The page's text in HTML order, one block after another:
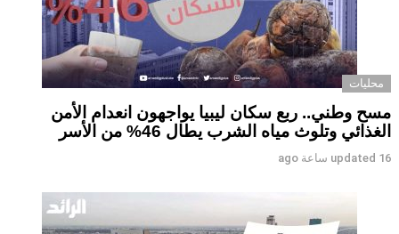
محليات
مسح وطني.. ربع سكان ليبيا يواجهون انعدام الأمن
الغذائي وتلوث مياه الشرب يطال 46% من الأسر
updated 16 ساعة ago